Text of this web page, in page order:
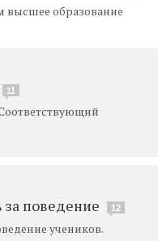
высшее образование
11
за поведение 12
учеников.